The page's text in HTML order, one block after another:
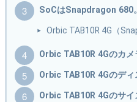
SoCはSnapdragon 680
Orbic TAB10R 4G（
Orbic TAB10R 4Gのカメ
Orbic TAB10R 4Gのディ
Orbic TAB10R 4Gのサ